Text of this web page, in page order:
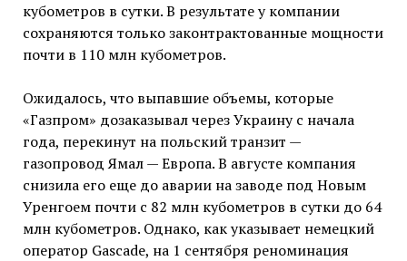
кубометров в сутки. В результате у компании
сохраняются только законтрактованные мощности
почти в 110 млн кубометров.
Ожидалось, что выпавшие объемы, которые
«Газпром» дозаказывал через Украину с начала
года, перекинут на польский транзит —
газопровод Ямал — Европа. В августе компания
снизила его еще до аварии на заводе под Новым
Уренгоем почти с 82 млн кубометров в сутки до 64
млн кубометров. Однако, как указывает немецкий
оператор Gascade, на 1 сентября реноминация